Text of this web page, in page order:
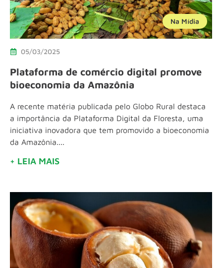
Na Mídia
05/03/2025
Plataforma de comércio digital promove
bioeconomia da Amazônia
A recente matéria publicada pelo Globo Rural destaca
a importância da Plataforma Digital da Floresta, uma
iniciativa inovadora que tem promovido a bioeconomia
da Amazônia....
+ LEIA MAIS